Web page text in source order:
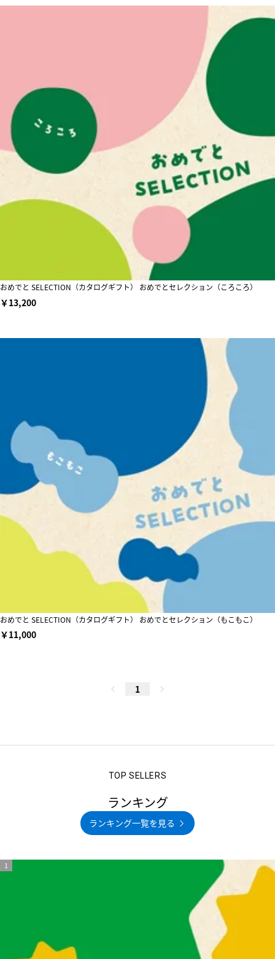
おめでと SELECTION（カタログギフト） おめでとセレクション（ころころ）
￥13,200
おめでと SELECTION（カタログギフト） おめでとセレクション（もこもこ）
￥11,000
1
ランキング
ランキング一覧を見る